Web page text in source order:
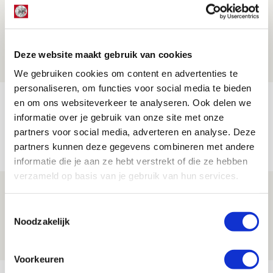
Deze website maakt gebruik van cookies
We gebruiken cookies om content en advertenties te
personaliseren, om functies voor social media te bieden
en om ons websiteverkeer te analyseren. Ook delen we
informatie over je gebruik van onze site met onze
partners voor social media, adverteren en analyse. Deze
partners kunnen deze gegevens combineren met andere
informatie die je aan ze hebt verstrekt of die ze hebben
verzameld op basis van je gebruik van hun services.
Noodzakelijk
Voorkeuren
Drie dingen die je moet weten over PEC
Zwolle - Ajax
Míchels elf: met welke formatie begin
jij aan nieuw eredivisieseizoen?
08 AUGUSTUS 2026 - 11:34
NIEUWS
Spelen bij Jong Ajax of Ajax 1? Dat
08 AUGUSTUS 2026 - 10:04